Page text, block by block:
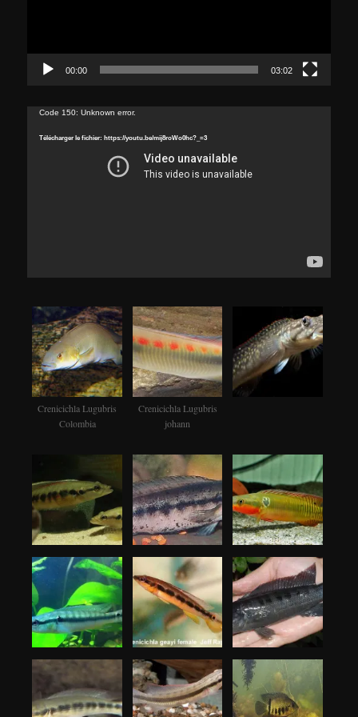
00:00 03:02
Lecteur
Code 150: Unknown error.
Télécharger le fichier: https://youtu.be/mij8roWo0hc?_=3
Crenicichla Lugubris
Colombia
Crenicichla Lugubris
johann